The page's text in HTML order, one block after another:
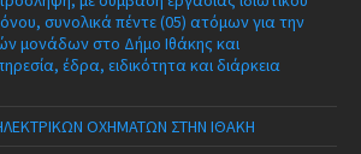
συνολικά πέντε (05) ατόμων για την
μονάδων στο Δήμο Ιθάκης και
έδρα, ειδικότητα και διάρκεια
ΟΧΗΜΑΤΩΝ ΣΤΗΝ ΙΘΑΚΗ